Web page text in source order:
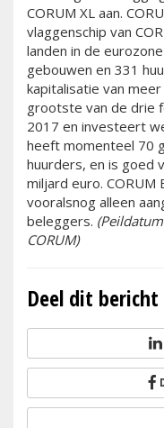
CORUM XL aan.
vlaggenschip van
landen in de
gebouwen en 331
kapitalisatie van
grootste van de drie
2017 en investeert
heeft momenteel 70
huurders, en is goed
miljard euro. CORUM
vooralsnog alleen
beleggers.
CORUM)
Deel dit bericht